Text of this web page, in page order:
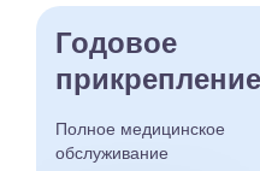
Годовое
прикрепление
Полное медицинское
обслуживание